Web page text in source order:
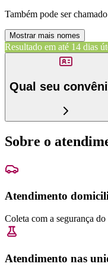
Também pode ser
Mostrar mais nomes
Resultado em até 14 dias
Qual seu
Sobre o
Atendimento
Coleta com a segurança
Atendimento nas